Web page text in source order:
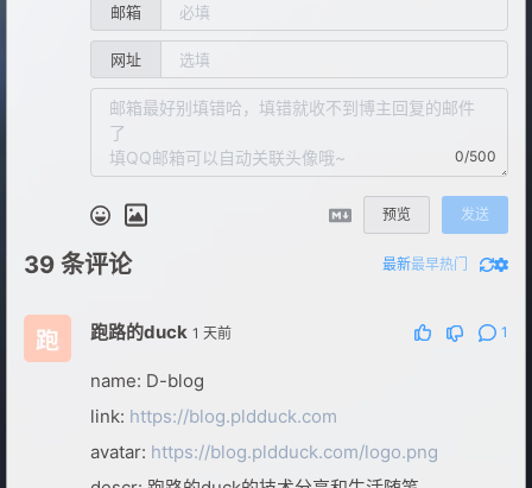
邮箱
网址
0/500
预览 发送
39 条评论 最新最早热门
跑路的duck 1 天前 1
name: D-blog
link: https://blog.pldduck.com
avatar: https://blog.pldduck.com/logo.png